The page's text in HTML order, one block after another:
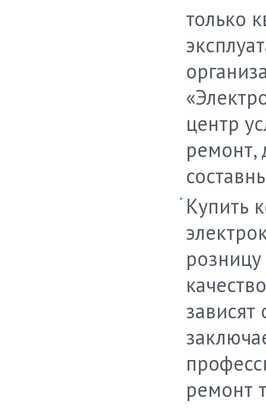
только
центр
ремонт,
Купить
ремонт